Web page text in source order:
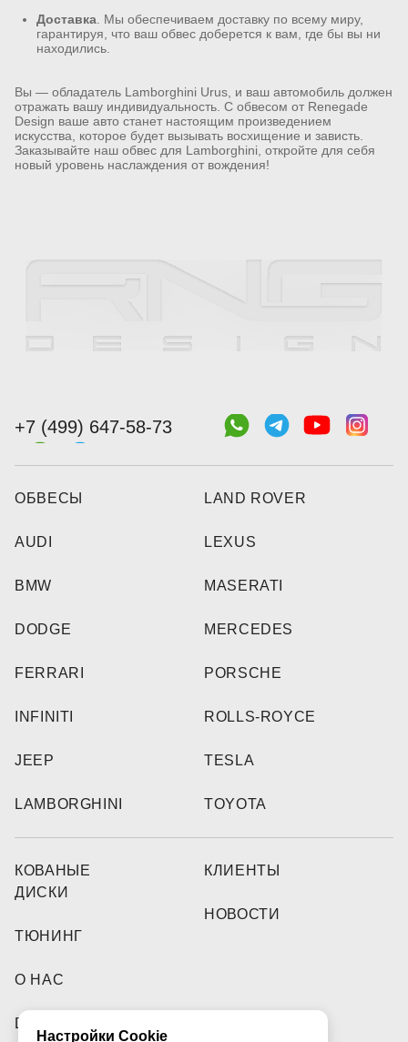
Доставка. Мы обеспечиваем доставку по всему миру,
гарантируя, что ваш обвес доберется к вам, где бы вы ни
находились.
Вы — обладатель Lamborghini Urus, и ваш автомобиль должен
отражать вашу индивидуальность. С обвесом от Renegade
Design ваше авто станет настоящим произведением
искусства, которое будет вызывать восхищение и зависть.
Заказывайте наш обвес для Lamborghini, откройте для себя
новый уровень наслаждения от вождения!
+7 (499) 647-58-73
ОБВЕСЫ
AUDI
BMW
DODGE
FERRARI
INFINITI
JEEP
LAMBORGHINI
LAND ROVER
LEXUS
MASERATI
MERCEDES
PORSCHE
ROLLS-ROYCE
TESLA
TOYOTA
КОВАНЫЕ
ДИСКИ
ТЮНИНГ
О НАС
DEALERS
КЛИЕНТЫ
НОВОСТИ
Настройки Cookie